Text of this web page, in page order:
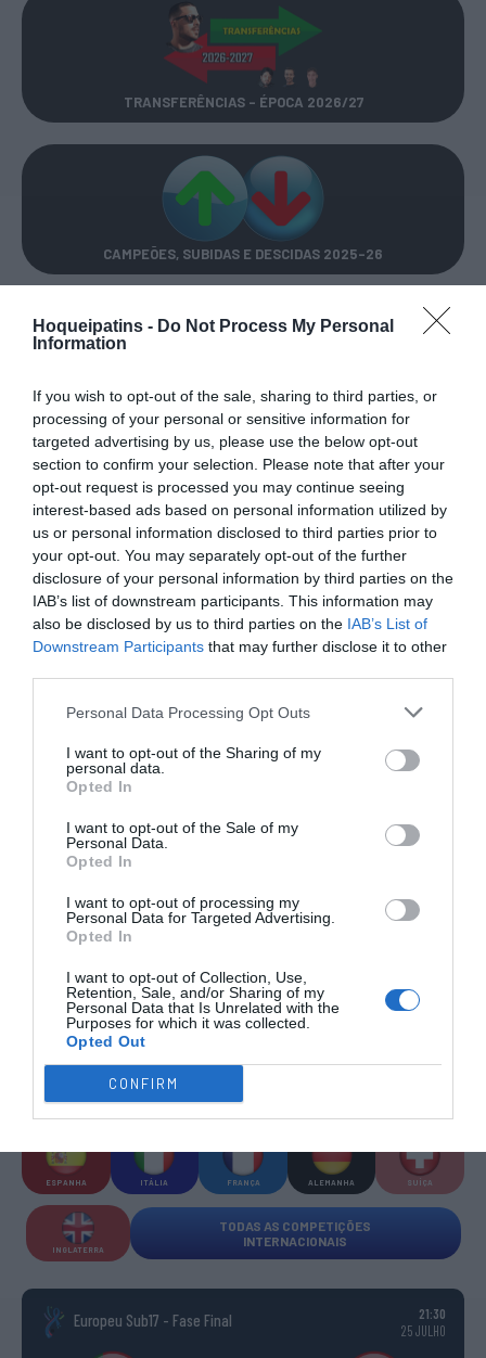
Hoqueipatins - Do Not Process My Personal
Information
If you wish to opt-out of the sale, sharing to third parties, or
processing of your personal or sensitive information for
targeted advertising by us, please use the below opt-out
section to confirm your selection. Please note that after your
opt-out request is processed you may continue seeing
interest-based ads based on personal information utilized by
us or personal information disclosed to third parties prior to
your opt-out. You may separately opt-out of the further
disclosure of your personal information by third parties on the
IAB’s list of downstream participants. This information may
also be disclosed by us to third parties on the IAB’s List of
Downstream Participants that may further disclose it to other
Personal Data Processing Opt Outs
I want to opt-out of the Sharing of my
personal data.
Opted In
I want to opt-out of the Sale of my
Personal Data.
Opted In
I want to opt-out of processing my
Personal Data for Targeted Advertising.
Opted In
I want to opt-out of Collection, Use,
Retention, Sale, and/or Sharing of my
Personal Data that Is Unrelated with the
Purposes for which it was collected.
Opted Out
CONFIRM
TRANSFERÊNCIAS - ÉPOCA 2026/27
CAMPEÕES, SUBIDAS E DESCIDAS 2025-26
JOGOS EM DIRETO
ÚLTIMOS
RESULTADOS
PRÓXIMOS
JOGOS
RESULTADOS
DO DIA
NOMEAÇÕES
DE ÁRBITROS
COMPETIÇÕESNACIONAIS
PLACARD
DIVISÃO
DIVISÃO
FEMININO
DIVERSAS
SUB-23 SUB-19 SUB-17 SUB-13
TORNEIOS 3x3 MASCULINO MASTERS
NACIONAIS
COMPETIÇÕES INTERNACIONAIS
CHAMPIONS
CHAMPIONS
MEN
ESPANHA ITÁLIA FRANÇA ALEMANHA SUÍÇA
INGLATERRA
TODAS AS COMPETIÇÕES
INTERNACIONAIS
Europeu Sub17 - Fase Final
21:30
25 JULHO